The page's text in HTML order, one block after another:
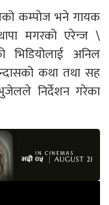
कम्पोज भने गायक
मगरको एरेन्ज \
भिडियोलाई अनिल
कथा तथा सह
निर्देशन गरेका